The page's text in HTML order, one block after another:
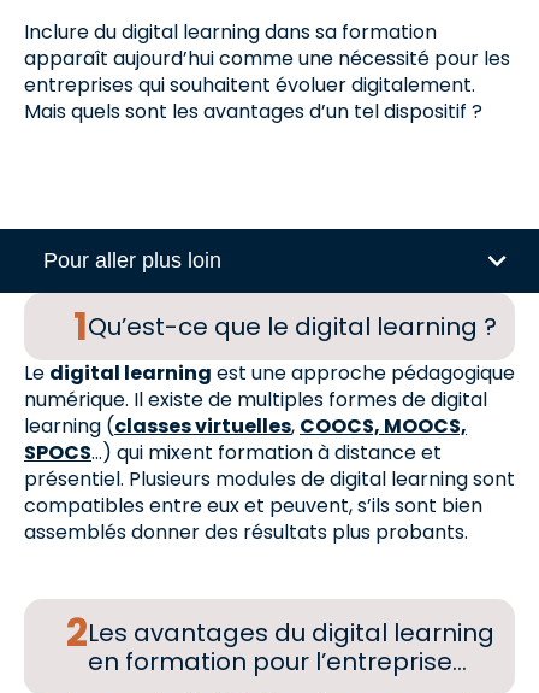
Inclure du digital learning dans sa formation
apparaît aujourd’hui comme une nécessité pour les
entreprises qui souhaitent évoluer digitalement.
Mais quels sont les avantages d’un tel dispositif ?
Qu’est-ce que le digital learning ?
Le digital learning est une approche pédagogique
numérique. Il existe de multiples formes de digital
learning (classes virtuelles, COOCS, MOOCS,
SPOCS…) qui mixent formation à distance et
présentiel. Plusieurs modules de digital learning sont
compatibles entre eux et peuvent, s’ils sont bien
assemblés donner des résultats plus probants.
Les avantages du digital learning
en formation pour l’entreprise…
Pour aller plus loin